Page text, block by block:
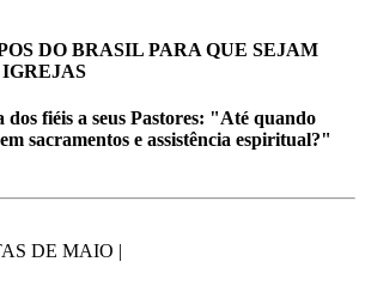
DO BRASIL PARA QUE SEJAM
dos fiéis a seus Pastores: "Até quando
sacramentos e assistência espiritual?"
DE MAIO |